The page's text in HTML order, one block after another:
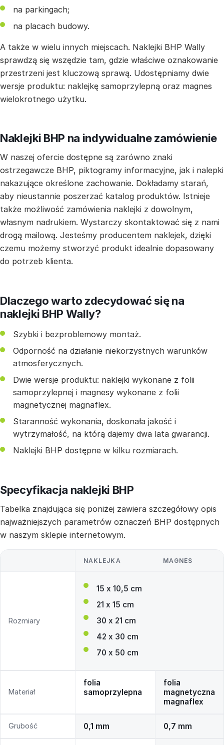
na parkingach;
na placach budowy.
A także w wielu innych miejscach. Naklejki BHP Wally
sprawdzą się wszędzie tam, gdzie właściwe oznakowanie
przestrzeni jest kluczową sprawą. Udostępniamy dwie
wersje produktu: naklejkę samoprzylepną oraz magnes
wielokrotnego użytku.
Naklejki BHP na indywidualne zamówienie
W naszej ofercie dostępne są zarówno znaki
ostrzegawcze BHP, piktogramy informacyjne, jak i nalepki
nakazujące określone zachowanie. Dokładamy starań,
aby nieustannie poszerzać katalog produktów. Istnieje
także możliwość zamówienia naklejki z dowolnym,
własnym nadrukiem. Wystarczy skontaktować się z nami
drogą mailową. Jesteśmy producentem naklejek, dzięki
czemu możemy stworzyć produkt idealnie dopasowany
do potrzeb klienta.
Dlaczego warto zdecydować się na
naklejki BHP Wally?
Szybki i bezproblemowy montaż.
Odporność na działanie niekorzystnych warunków
atmosferycznych.
Dwie wersje produktu: naklejki wykonane z folii
samoprzylepnej i magnesy wykonane z folii
magnetycznej magnaflex.
Staranność wykonania, doskonała jakość i
wytrzymałość, na którą dajemy dwa lata gwarancji.
Naklejki BHP dostępne w kilku rozmiarach.
Specyfikacja naklejki BHP
Tabelka znajdująca się poniżej zawiera szczegółowy opis
najważniejszych parametrów oznaczeń BHP dostępnych
w naszym sklepie internetowym.
NAKLEJKA MAGNES
Rozmiary
15 x 10,5 cm
21 x 15 cm
30 x 21 cm
42 x 30 cm
70 x 50 cm
Materiał
folia
samoprzylepna
folia
magnetyczna
magnaflex
Grubość 0,1 mm 0,7 mm